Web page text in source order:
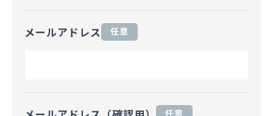
メールアドレス 任意
任意